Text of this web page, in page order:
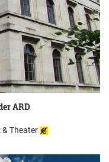
ARD
Theater